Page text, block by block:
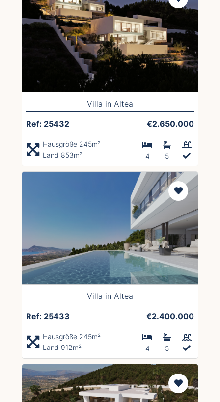
Villa in Altea
Ref: 25432 €2.650.000
Hausgröße 245m²
Land 853m²
4 5
Villa in Altea
Ref: 25433 €2.400.000
Hausgröße 245m²
Land 912m²
4 5